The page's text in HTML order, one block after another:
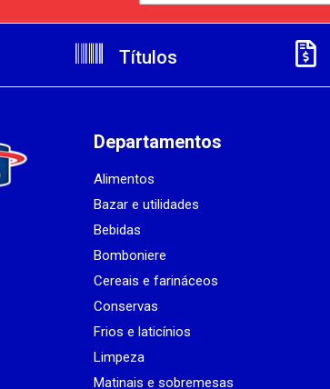
Títulos
Departamentos
Alimentos
Bazar e utilidades
Bebidas
Bomboniere
Cereais e farináceos
Conservas
Frios e laticínios
Limpeza
Matinais e sobremesas